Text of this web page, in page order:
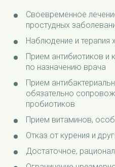
Своевременное
простудных
Наблюдение и терапия
Прием антибиотиков и
по назначению врача
Прием
обязательно
пробиотиков
Прием витаминов,
Отказ от курения и
Достаточное,